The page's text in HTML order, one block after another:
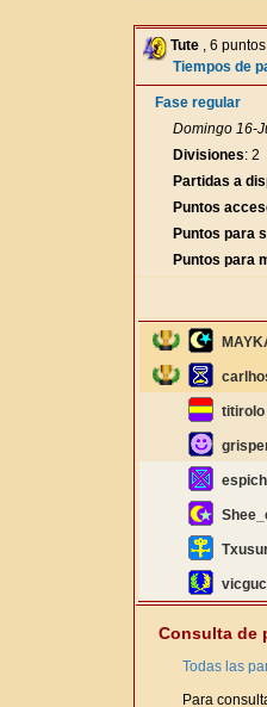
Tute , 6 puntos
Tiempos de
Fase regular
Domingo 16-
Divisiones: 2
Partidas a
Puntos
Puntos para
Puntos para
titirolo
Consulta de
Todas las
Para